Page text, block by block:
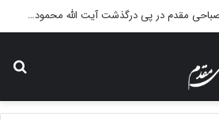
پیام تسلیت آیت الله مصباحی مقدم در پی درگذشت آیت الله محمودی گلپایگانی